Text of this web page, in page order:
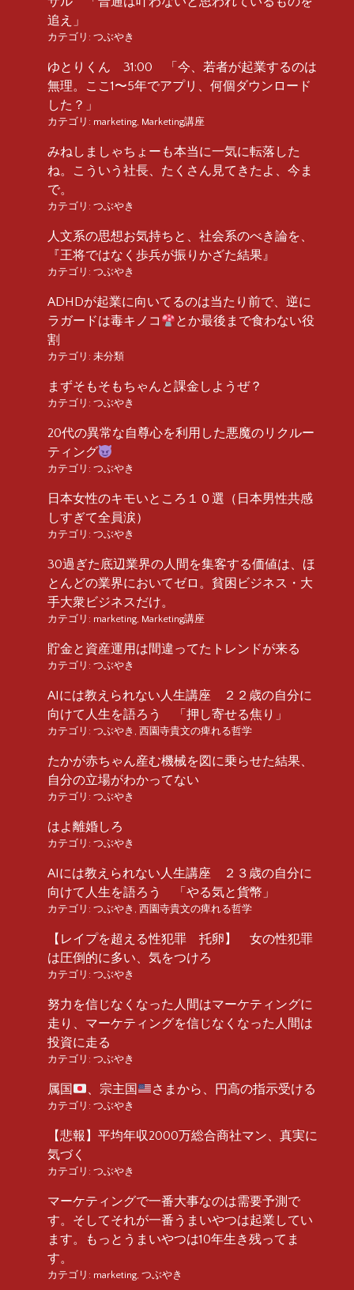
追え」
カテゴリ: つぶやき
ゆとりくん 31:00 「今、若者が起業するのは
無理。ここ1〜5年でアプリ、何個ダウンロード
した？」
カテゴリ: marketing, Marketing講座
みねしましゃちょーも本当に一気に転落した
ね。こういう社長、たくさん見てきたよ、今ま
で。
カテゴリ: つぶやき
人文系の思想お気持ちと、社会系のべき論を、
『王将ではなく歩兵が振りかざた結果』
カテゴリ: つぶやき
ADHDが起業に向いてるのは当たり前で、逆に
ラガードは毒キノコ
とか最後まで食わない役
割
カテゴリ: 未分類
まずそもそもちゃんと課金しようぜ？
カテゴリ: つぶやき
20代の異常な自尊心を利用した悪魔のリクルー
ティング
カテゴリ: つぶやき
日本女性のキモいところ１０選（日本男性共感
しすぎて全員涙）
カテゴリ: つぶやき
30過ぎた底辺業界の人間を集客する価値は、ほ
とんどの業界においてゼロ。貧困ビジネス・大
手大衆ビジネスだけ。
カテゴリ: marketing, Marketing講座
貯金と資産運用は間違ってたトレンドが来る
カテゴリ: つぶやき
AIには教えられない人生講座 ２２歳の自分に
向けて人生を語ろう 「押し寄せる焦り」
カテゴリ: つぶやき , 西園寺貴文の痺れる哲学
たかが赤ちゃん産む機械を図に乗らせた結果、
自分の立場がわかってない
カテゴリ: つぶやき
はよ離婚しろ
カテゴリ: つぶやき
AIには教えられない人生講座 ２３歳の自分に
向けて人生を語ろう 「やる気と貨幣」
カテゴリ: つぶやき , 西園寺貴文の痺れる哲学
【レイプを超える性犯罪 托卵】 女の性犯罪
は圧倒的に多い、気をつけろ
カテゴリ: つぶやき
努力を信じなくなった人間はマーケティングに
走り、マーケティングを信じなくなった人間は
投資に走る
カテゴリ: つぶやき
属国 、宗主国 さまから、円高の指示受ける
カテゴリ: つぶやき
【悲報】平均年収2000万総合商社マン、真実に
気づく
カテゴリ: つぶやき
マーケティングで一番大事なのは需要予測で
す。そしてそれが一番うまいやつは起業してい
ます。もっとうまいやつは10年生き残ってま
す。
カテゴリ: marketing, つぶやき